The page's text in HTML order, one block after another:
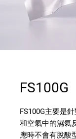
FS100G
FS100G主要是
和空氣中的濕氣
應時不會有脫酸